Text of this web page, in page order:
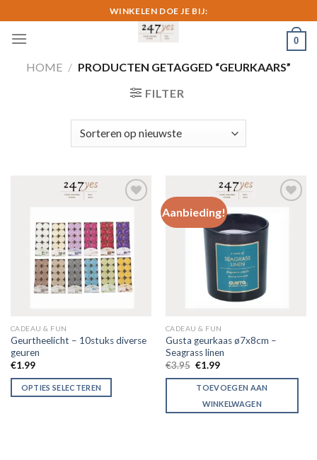
to
content
WINKELEN DOE JE BIJ:
0
HOME / PRODUCTEN GETAGGED “GEURKAARS”
FILTER
aan
verlanglijst
CADEAU & FUN
Geurtheelicht – 10stuks diverse
geuren
€1.99
OPTIES SELECTEREN
Aanbieding!
verlanglijst
CADEAU & FUN
Gusta geurkaas ø7x8cm –
Seagrass linen
€3.95 €1.99
TOEVOEGEN AAN
WINKELWAGEN